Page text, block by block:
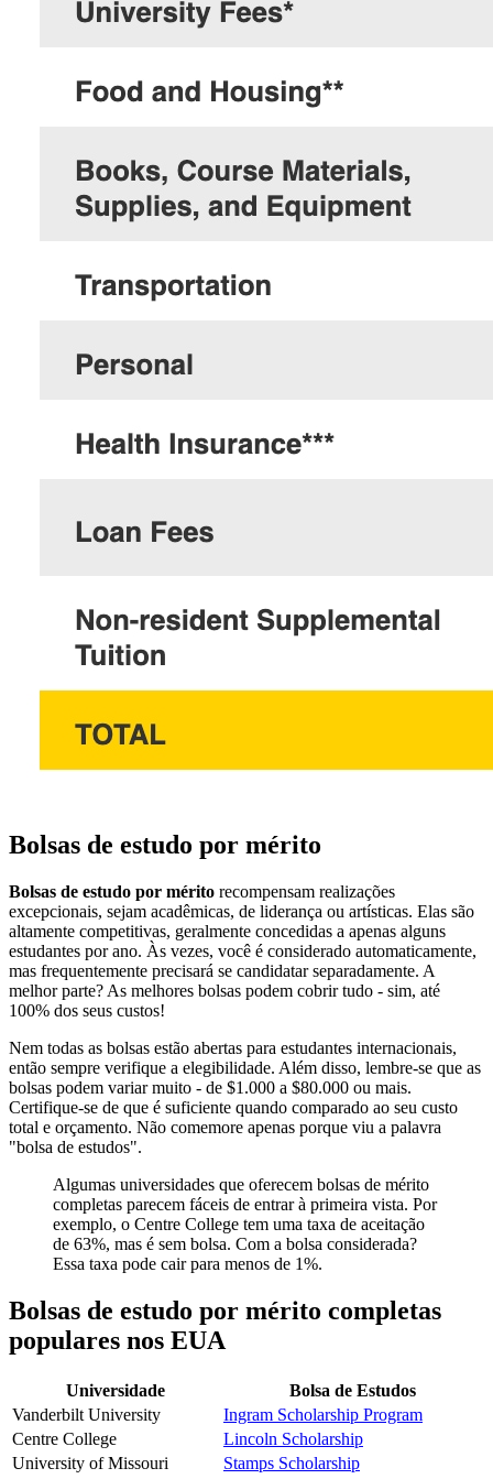
Bolsas de estudo por mérito
Bolsas de estudo por mérito recompensam realizações
excepcionais, sejam acadêmicas, de liderança ou artísticas. Elas são
altamente competitivas, geralmente concedidas a apenas alguns
estudantes por ano. Às vezes, você é considerado automaticamente,
mas frequentemente precisará se candidatar separadamente. A
melhor parte? As melhores bolsas podem cobrir tudo - sim, até
100% dos seus custos!
Nem todas as bolsas estão abertas para estudantes internacionais,
então sempre verifique a elegibilidade. Além disso, lembre-se que as
bolsas podem variar muito - de $1.000 a $80.000 ou mais.
Certifique-se de que é suficiente quando comparado ao seu custo
total e orçamento. Não comemore apenas porque viu a palavra
"bolsa de estudos".
Algumas universidades que oferecem bolsas de mérito
completas parecem fáceis de entrar à primeira vista. Por
exemplo, o Centre College tem uma taxa de aceitação
de 63%, mas é sem bolsa. Com a bolsa considerada?
Essa taxa pode cair para menos de 1%.
Bolsas de estudo por mérito completas
populares nos EUA
Universidade
Bolsa de Estudos
Vanderbilt University
Ingram Scholarship Program
Centre College
Lincoln Scholarship
University of Missouri
Stamps Scholarship